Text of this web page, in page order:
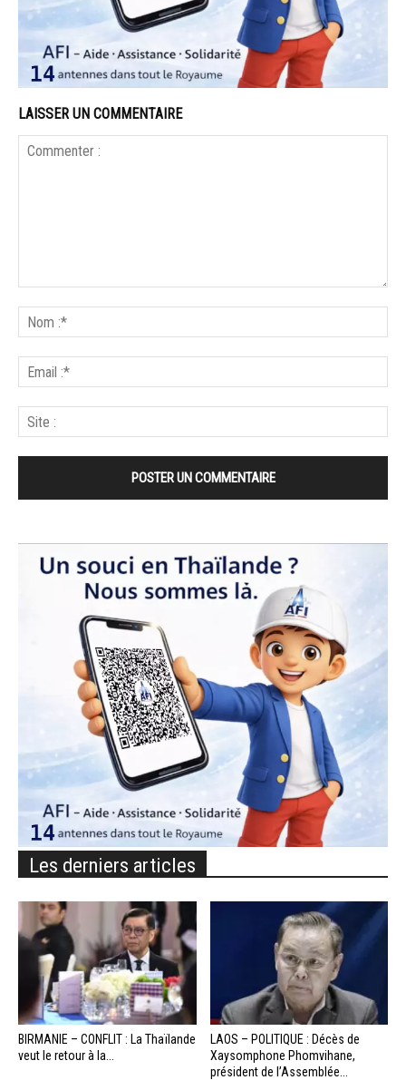
LAISSER UN COMMENTAIRE
Les derniers articles
BIRMANIE – CONFLIT : La Thaïlande
veut le retour à la...
LAOS – POLITIQUE : Décès de
Xaysomphone Phomvihane,
président de l’Assemblée...